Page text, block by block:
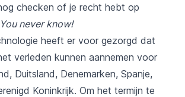
checken of je recht hebt op
You never know!
heeft er voor gezorgd dat
verleden kunnen aannemen voor
Duitsland, Denemarken, Spanje,
Koninkrijk. Om het termijn te